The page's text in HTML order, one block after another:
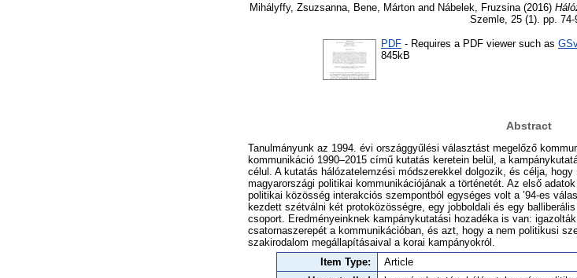
Mihályffy, Zsuzsanna Bene, Márton and Nábelek, Fruzsina (2016)
Szemle, 25 (1). pp. 74-
PDF - Requires a PDF viewer such as
845kB
Abstract
Tanulmányunk az 1994. évi országgyűlési választást megelőző
kommunikáció 1990–2015 című kutatás keretein belül, a
célul. A kutatás hálózatelemzési módszerekkel dolgozik, és célja,
magyarországi politikai kommunikációjának a történetét. Az első
politikai közösség interakciós szempontból egységes volt a ’94-es
kezdett szétválni két protoközösségre, egy jobboldali és egy
csoport. Eredményeinknek kampánykutatási hozadéka is van:
csatornaszerepét a kommunikációban, és azt, hogy a nem politikusi
szakirodalom megállapításaival a korai kampányokról.
Item Type:
Article